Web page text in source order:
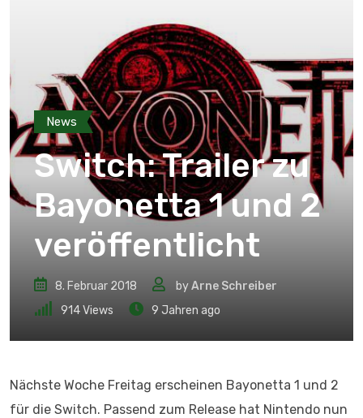
News
Switch: Trailer zu
Bayonetta 1 und 2
veröffentlicht
8. Februar 2018 byArne Schreiber
914Views 9 Jahren ago
Nächste Woche Freitag erscheinen Bayonetta 1 und 2
für die Switch. Passend zum Release hat Nintendo nun